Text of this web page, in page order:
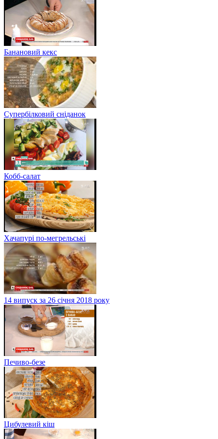
Банановий кекс
Супербілковий сніданок
Кобб-салат
Хачапурі по-мегрельські
14 випуск за 26 січня 2018 року
Печиво-безе
Цибулевий кіш